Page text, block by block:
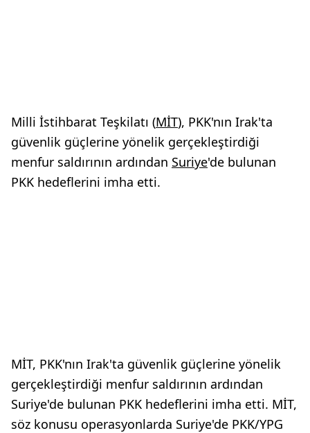
Milli İstihbarat Teşkilatı (MİT), PKK'nın Irak'ta
güvenlik güçlerine yönelik gerçekleştirdiği
menfur saldırının ardından Suriye'de bulunan
PKK hedeflerini imha etti.
MİT, PKK'nın Irak'ta güvenlik güçlerine yönelik
gerçekleştirdiği menfur saldırının ardından
Suriye'de bulunan PKK hedeflerini imha etti. MİT,
söz konusu operasyonlarda Suriye'de PKK/YPG